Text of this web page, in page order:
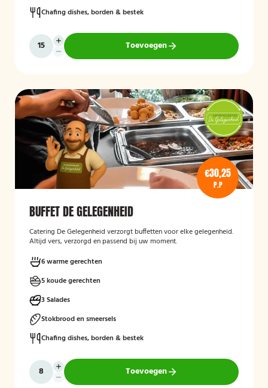
Chafing dishes, borden & bestek
Toevoegen
€30,25
P.P
BUFFET DE GELEGENHEID
Catering De Gelegenheid verzorgt buffetten voor elke gelegenheid.
Altijd vers, verzorgd en passend bij uw moment.
6 warme gerechten
5 koude gerechten
3 Salades
Stokbrood en smeersels
Chafing dishes, borden & bestek
Toevoegen